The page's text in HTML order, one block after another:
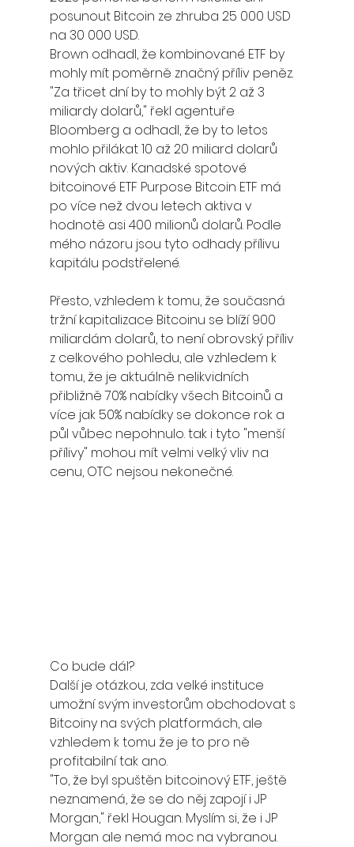
posunout Bitcoin ze zhruba 25 000 USD
na 30 000 USD.
Brown odhadl, že kombinované ETF by
mohly mít poměrně značný příliv peněz.
"Za třicet dní by to mohly být 2 až 3
miliardy dolarů," řekl agentuře
Bloomberg a odhadl, že by to letos
mohlo přilákat 10 až 20 miliard dolarů
nových aktiv. Kanadské spotové
bitcoinové ETF Purpose Bitcoin ETF má
po více než dvou letech aktiva v
hodnotě asi 400 milionů dolarů. Podle
mého názoru jsou tyto odhady přílivu
kapitálu podstřelené.
Přesto, vzhledem k tomu, že současná
tržní kapitalizace Bitcoinu se blíží 900
miliardám dolarů, to není obrovský příliv
z celkového pohledu, ale vzhledem k
tomu, že je aktuálně nelikvidních
přibližně 70% nabídky všech Bitcoinů a
více jak 50% nabídky se dokonce rok a
půl vůbec nepohnulo. tak i tyto "menší
přílivy" mohou mít velmi velký vliv na
cenu, OTC nejsou nekonečné.
Co bude dál?
Další je otázkou, zda velké instituce
umožní svým investorům obchodovat s
Bitcoiny na svých platformách, ale
vzhledem k tomu že je to pro ně
profitabilní tak ano.
"To, že byl spuštěn bitcoinový ETF, ještě
neznamená, že se do něj zapojí i JP
Morgan," řekl Hougan. Myslím si, že i JP
Morgan ale nemá moc na vybranou.